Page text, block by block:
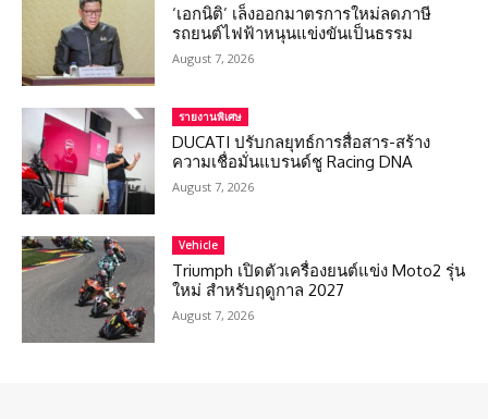
‘เอกนิติ’ เล็งออกมาตรการใหม่ลดภาษี
รถยนต์ไฟฟ้าหนุนแข่งขันเป็นธรรม
August 7, 2026
รายงานพิเศษ
DUCATI ปรับกลยุทธ์การสื่อสาร-สร้าง
ความเชื่อมั่นแบรนด์ชู Racing DNA
August 7, 2026
Vehicle
Triumph เปิดตัวเครื่องยนต์แข่ง Moto2 รุ่น
ใหม่ สำหรับฤดูกาล 2027
August 7, 2026